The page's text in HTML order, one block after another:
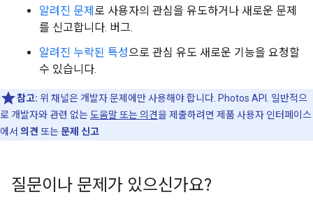
알려진 문제 로 사용자의 관심을 유도하거나 새로운 문제
를 신고합니다. 버그.
알려진 누락된 특성으로 관심 유도 새로운 기능을 요청할
수 있습니다.
참고: 위 채널은 개발자 문제에만 사용해야 합니다. Photos API. 일반적으
로 개발자와 관련 없는도움말 또는 의견을 제출하려면 제품 사용자 인터페이스
에서 의견 또는 문제 신고
질문이나 문제가 있으신가요?